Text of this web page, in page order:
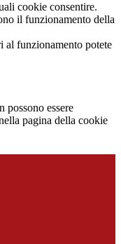
cookie consentire.
il funzionamento della
al funzionamento potete
possono essere
pagina della cookie